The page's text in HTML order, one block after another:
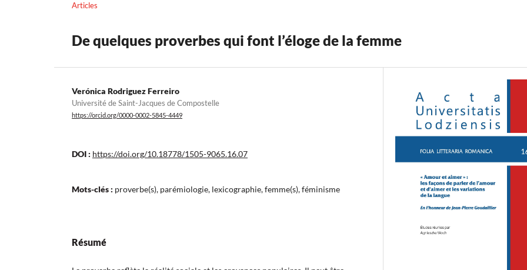
Articles
De quelques proverbes qui font l’éloge de la femme
Verónica Rodriguez Ferreiro
Université de Saint-Jacques de Compostelle
https://orcid.org/0000-0002-5845-4449
DOI : https://doi.org/10.18778/1505-9065.16.07
Mots-clés : proverbe(s), parémiologie, lexicographie, femme(s), féminisme
Résumé